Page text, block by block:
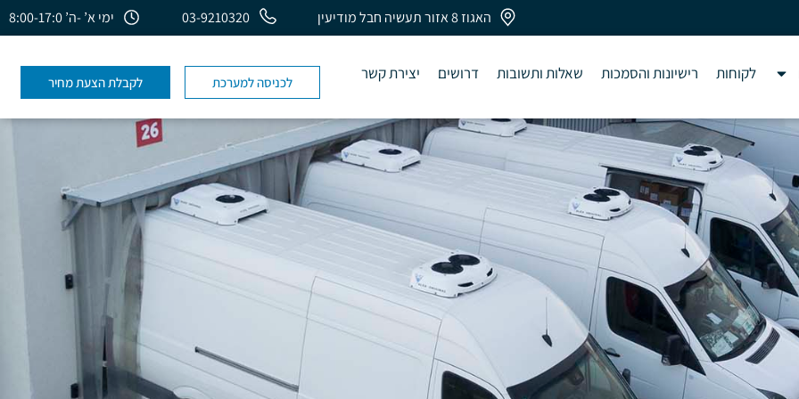
האגוז 8 אזור תעשיה חבל מודיעין 03-9210320 ימי א’ -ה’ 8:00-17:0
לקוחות רישיונות והסמכות שאלות ותשובות דרושים יצירת קשר לקבלת הצעת מחיר לכניסה למערכת